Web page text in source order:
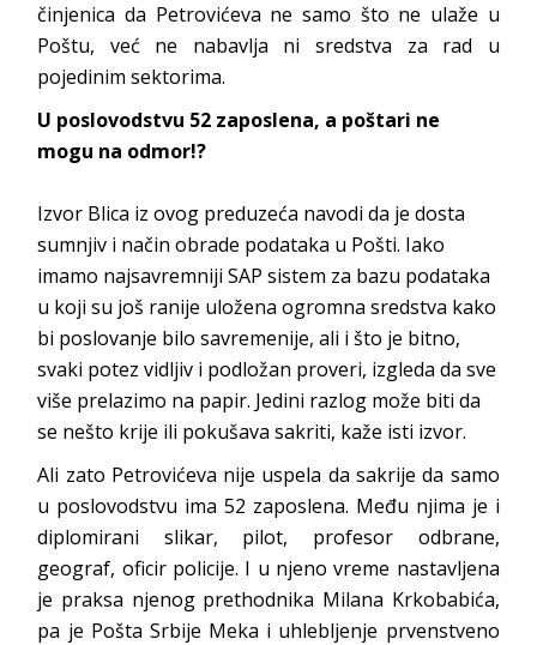
činjenica da Petrovićeva ne samo što ne ulaže u
Poštu, već ne nabavlja ni sredstva za rad u
pojedinim sektorima.
U poslovodstvu 52 zaposlena, a poštari ne
mogu na odmor!?
Izvor Blica iz ovog preduzeća navodi da je dosta
sumnjiv i način obrade podataka u Pošti. Iako
imamo najsavremniji SAP sistem za bazu podataka
u koji su još ranije uložena ogromna sredstva kako
bi poslovanje bilo savremenije, ali i što je bitno,
svaki potez vidljiv i podložan proveri, izgleda da sve
više prelazimo na papir. Jedini razlog može biti da
se nešto krije ili pokušava sakriti, kaže isti izvor.
Ali zato Petrovićeva nije uspela da sakrije da samo
u poslovodstvu ima 52 zaposlena. Među njima je i
diplomirani slikar, pilot, profesor odbrane,
geograf, oficir policije. I u njeno vreme nastavljena
je praksa njenog prethodnika Milana Krkobabića,
pa je Pošta Srbije Meka i uhlebljenje prvenstveno